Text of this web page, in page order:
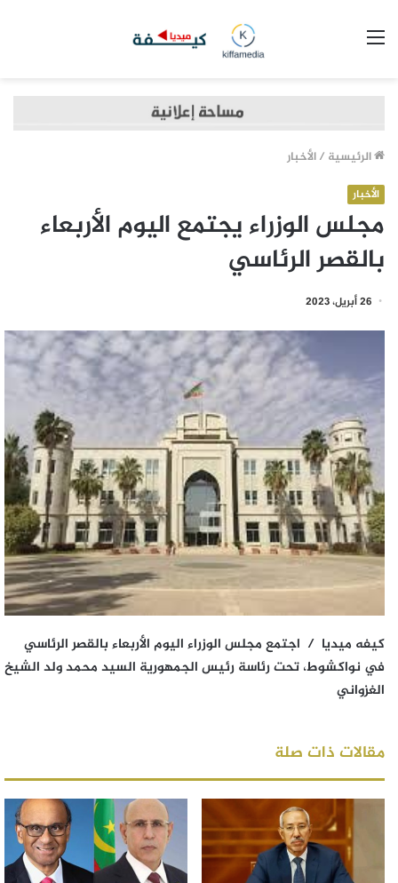
الرئيسية /الأخبار
الأخبار
مجلس الوزراء يجتمع اليوم الأربعاء
بالقصر الرئاسي
26 أبريل، 2023
كيفه ميديا / اجتمع مجلس الوزراء اليوم الأربعاء بالقصر الرئاسي
في نواكشوط، تحت رئاسة رئيس الجمهورية السيد محمد ولد الشيخ
الغزواني
مقالات ذات صلة